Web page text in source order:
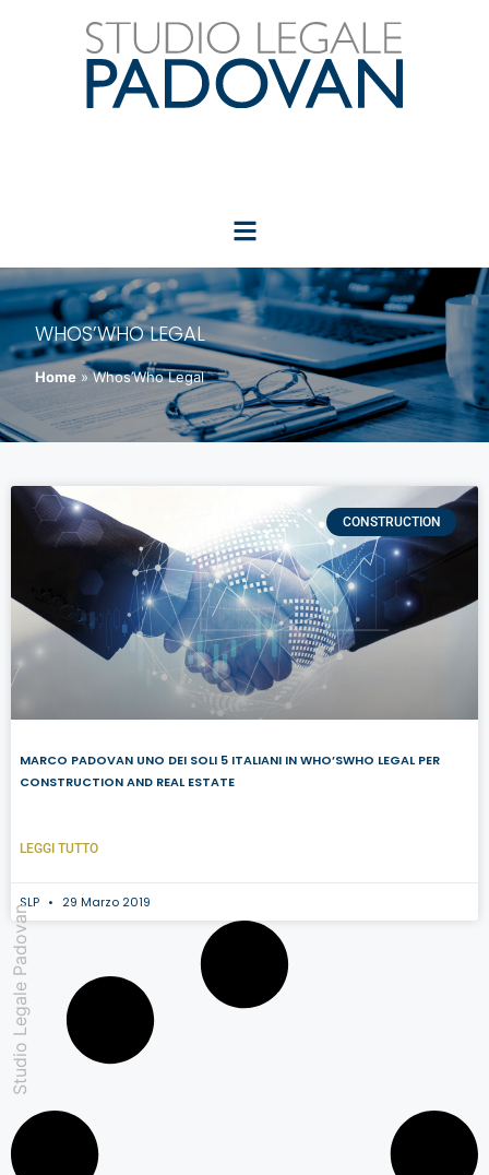
WHOS’WHO LEGAL
Home » Whos’Who Legal
Studio Legale Padovan
CONSTRUCTION
MARCO PADOVAN UNO DEI SOLI 5 ITALIANI IN WHO’SWHO LEGAL PER
CONSTRUCTION AND REAL ESTATE
LEGGI TUTTO
SLP 29 Marzo 2019